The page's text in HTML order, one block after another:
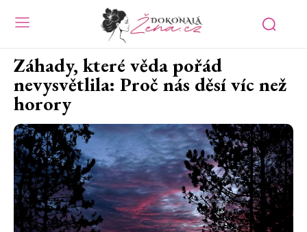
Záhady, které věda pořád
nevysvětlila: Proč nás děsí víc než
horory